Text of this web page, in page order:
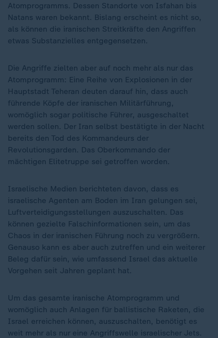
Atomprogramms. Dessen Standorte von Isfahan bis
Natans waren bekannt. Bislang erscheint es nicht so,
als können die iranischen Streitkräfte den Angriffen
etwas Substanzielles entgegensetzen.
Die Angriffe zielten aber auf noch mehr als nur das
Atomprogramm: Eine Reihe von Explosionen in der
Hauptstadt Teheran deuten darauf hin, dass auch
führende Köpfe der iranischen Militärführung,
womöglich sogar politische Führer, ausgeschaltet
werden sollen. Der Iran selbst bestätigte in der Nacht
bereits den Tod des Kommandeurs der
Revolutionsgarden. Das Oberkommando der
mächtigen Elitetruppe sei getroffen worden.
Israelische Medien berichteten davon, dass es
israelische Agenten am Boden im Iran gelungen sei,
Luftverteidigungsstellungen auszuschalten. Das
können gezielte Falschinformationen sein, um das
Chaos in der iranischen Führung noch zu vergrößern.
Genauso kann es aber auch zutreffen und ein weiterer
Beleg dafür sein, wie umfassend Israel das aktuelle
Vorgehen seit Jahren geplant hat.
Um das gesamte iranische Atomprogramm und
womöglich auch Anlagen für ballistische Raketen, die
Israel erreichen können, auszuschalten, benötigt es
weit mehr als nur eine Angriffswelle israelischer Jets.